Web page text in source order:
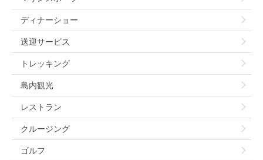
ディナーショー
送迎サービス
トレッキング
島内観光
レストラン
クルージング
ゴルフ